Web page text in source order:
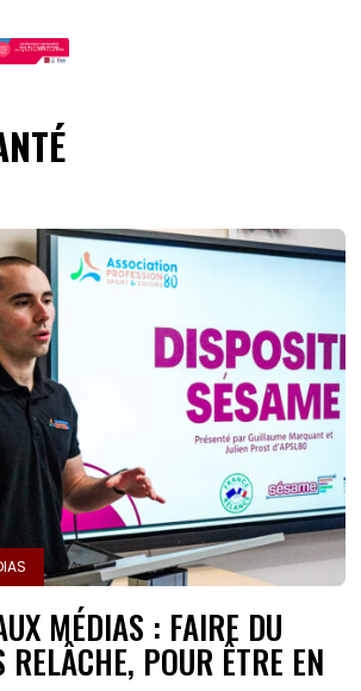
MÉDIAS : FAIRE DU
RELÂCHE, POUR ÊTRE EN